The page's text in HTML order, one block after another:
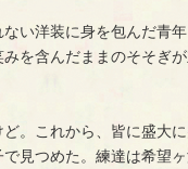
い洋装に身を包んだ青年
を含んだままのそそぎが
。これから、皆に盛大に
見つめた。練達は希望